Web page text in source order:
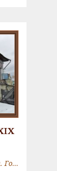
Ивановская область, г. Кинешма, ул. Горького, 1/1